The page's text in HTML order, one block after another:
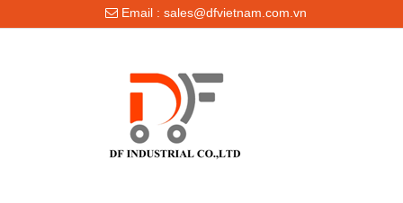
Email : sales@dfvietnam.com.vn